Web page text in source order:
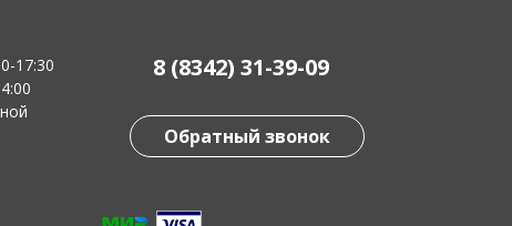
17:30
8 (8342) 31-39-09
Обратный звонок